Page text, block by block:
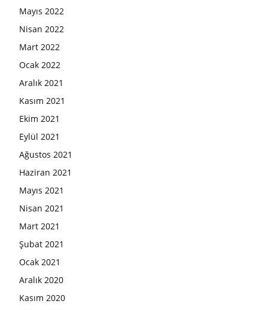
Mayıs 2022
Nisan 2022
Mart 2022
Ocak 2022
Aralık 2021
Kasım 2021
Ekim 2021
Eylül 2021
Ağustos 2021
Haziran 2021
Mayıs 2021
Nisan 2021
Mart 2021
Şubat 2021
Ocak 2021
Aralık 2020
Kasım 2020